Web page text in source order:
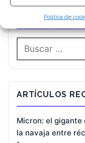
Política de
BUSCAR
ARTÍCULOS
Micron: el gigante
la navaja entre